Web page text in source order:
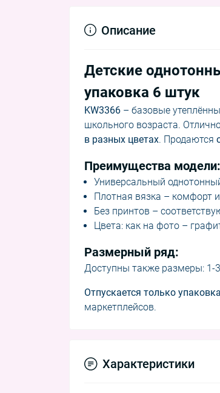
Описание
Детские
упаковка 6 штук
KW3366 – базовые
школьного возраста.
в разных цветах. Продаются
Преимущества модели:
Универсальный
Плотная вязка – комфорт
Без принтов –
Цвета: как на фото –
Размерный ряд:
Доступны также размеры: 1-
Отпускается только
маркетплейсов.
Характеристики